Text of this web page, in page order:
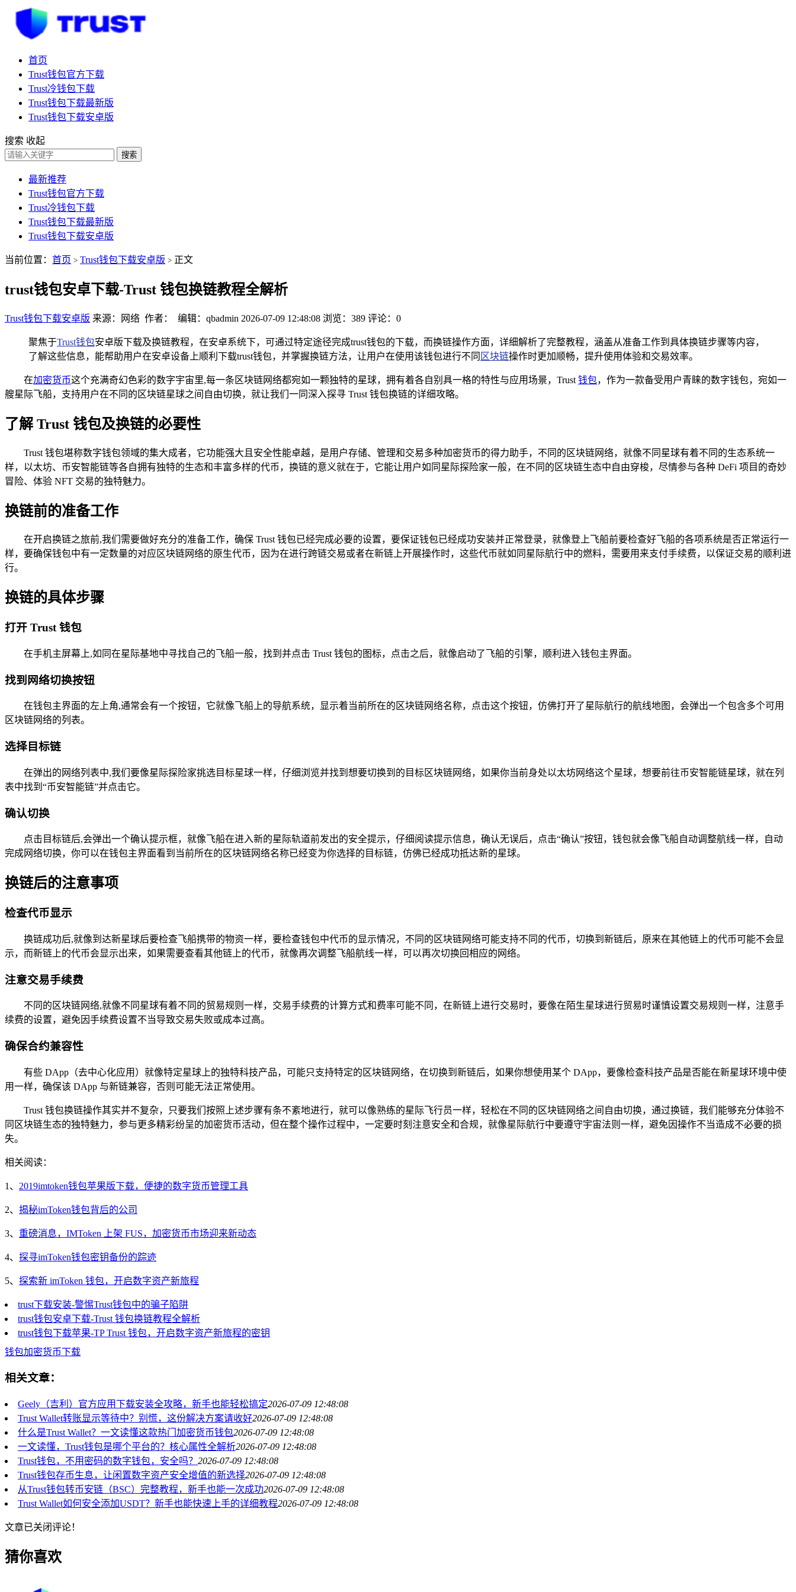
首页
Trust钱包官方下载
Trust冷钱包下载
Trust钱包下载最新版
Trust钱包下载安卓版
搜索 收起
搜索
最新推荐
Trust钱包官方下载
Trust冷钱包下载
Trust钱包下载最新版
Trust钱包下载安卓版
当前位置： 首页 > Trust钱包下载安卓版 > 正文
trust钱包安卓下载-Trust 钱包换链教程全解析
Trust钱包下载安卓版 来源：网络 作者： 编辑：qbadmin 2026-07-09 12:48:08 浏览：389 评论：0
聚焦于Trust钱包安卓版下载及换链教程，在安卓系统下，可通过特定途径完成trust钱包的下载，而换链操作方面，详细解析了完整教程，涵盖从准备工作到具体换链步骤等内容，
了解这些信息，能帮助用户在安卓设备上顺利下载trust钱包，并掌握换链方法，让用户在使用该钱包进行不同 区块链操作时更加顺畅，提升使用体验和交易效率。
在加密货币这个充满奇幻色彩的数字宇宙里,每一条区块链网络都宛如一颗独特的星球，拥有着各自别具一格的特性与应用场景，Trust 钱包，作为一款备受用户青睐的数字钱包，宛如一
艘星际飞船，支持用户在不同的区块链星球之间自由切换，就让我们一同深入探寻 Trust 钱包换链的详细攻略。
了解 Trust 钱包及换链的必要性
Trust 钱包堪称数字钱包领域的集大成者，它功能强大且安全性能卓越，是用户存储、管理和交易多种加密货币的得力助手，不同的区块链网络，就像不同星球有着不同的生态系统一
样，以太坊、币安智能链等各自拥有独特的生态和丰富多样的代币，换链的意义就在于，它能让用户如同星际探险家一般，在不同的区块链生态中自由穿梭，尽情参与各种 DeFi 项目的奇妙
冒险、体验 NFT 交易的独特魅力。
换链前的准备工作
在开启换链之旅前,我们需要做好充分的准备工作，确保 Trust 钱包已经完成必要的设置，要保证钱包已经成功安装并正常登录，就像登上飞船前要检查好飞船的各项系统是否正常运行一
样，要确保钱包中有一定数量的对应区块链网络的原生代币，因为在进行跨链交易或者在新链上开展操作时，这些代币就如同星际航行中的燃料，需要用来支付手续费，以保证交易的顺利进
行。
换链的具体步骤
打开 Trust 钱包
在手机主屏幕上,如同在星际基地中寻找自己的飞船一般，找到并点击 Trust 钱包的图标，点击之后，就像启动了飞船的引擎，顺利进入钱包主界面。
找到网络切换按钮
在钱包主界面的左上角,通常会有一个按钮，它就像飞船上的导航系统，显示着当前所在的区块链网络名称，点击这个按钮，仿佛打开了星际航行的航线地图，会弹出一个包含多个可用
区块链网络的列表。
选择目标链
在弹出的网络列表中,我们要像星际探险家挑选目标星球一样，仔细浏览并找到想要切换到的目标区块链网络，如果你当前身处以太坊网络这个星球，想要前往币安智能链星球，就在列
表中找到“币安智能链”并点击它。
确认切换
点击目标链后,会弹出一个确认提示框，就像飞船在进入新的星际轨道前发出的安全提示，仔细阅读提示信息，确认无误后，点击“确认”按钮，钱包就会像飞船自动调整航线一样，自动
完成网络切换，你可以在钱包主界面看到当前所在的区块链网络名称已经变为你选择的目标链，仿佛已经成功抵达新的星球。
换链后的注意事项
检查代币显示
换链成功后,就像到达新星球后要检查飞船携带的物资一样，要检查钱包中代币的显示情况，不同的区块链网络可能支持不同的代币，切换到新链后，原来在其他链上的代币可能不会显
示，而新链上的代币会显示出来，如果需要查看其他链上的代币，就像再次调整飞船航线一样，可以再次切换回相应的网络。
注意交易手续费
不同的区块链网络,就像不同星球有着不同的贸易规则一样，交易手续费的计算方式和费率可能不同，在新链上进行交易时，要像在陌生星球进行贸易时谨慎设置交易规则一样，注意手
续费的设置，避免因手续费设置不当导致交易失败或成本过高。
确保合约兼容性
有些 DApp（去中心化应用）就像特定星球上的独特科技产品，可能只支持特定的区块链网络，在切换到新链后，如果你想使用某个 DApp，要像检查科技产品是否能在新星球环境中使
用一样，确保该 DApp 与新链兼容，否则可能无法正常使用。
Trust 钱包换链操作其实并不复杂，只要我们按照上述步骤有条不紊地进行，就可以像熟练的星际飞行员一样，轻松在不同的区块链网络之间自由切换，通过换链，我们能够充分体验不
同区块链生态的独特魅力，参与更多精彩纷呈的加密货币活动，但在整个操作过程中，一定要时刻注意安全和合规，就像星际航行中要遵守宇宙法则一样，避免因操作不当造成不必要的损
失。
相关阅读：
1、 2019imtoken钱包苹果版下载，便捷的数字货币管理工具
2、 揭秘imToken钱包背后的公司
3、 重磅消息，IMToken 上架 FUS，加密货币市场迎来新动态
4、 探寻imToken钱包密钥备份的踪迹
5、 探索新 imToken 钱包，开启数字资产新旅程
trust下载安装-警惕Trust钱包中的骗子陷阱
trust钱包安卓下载-Trust 钱包换链教程全解析
trust钱包下载苹果-TP Trust 钱包，开启数字资产新旅程的密钥
钱包加密货币下载
相关文章：
Geely（吉利）官方应用下载安装全攻略，新手也能轻松搞定2026-07-09 12:48:08
Trust Wallet转账显示等待中？别慌，这份解决方案请收好2026-07-09 12:48:08
什么是Trust Wallet？一文读懂这款热门加密货币钱包2026-07-09 12:48:08
一文读懂，Trust钱包是哪个平台的？核心属性全解析2026-07-09 12:48:08
Trust钱包，不用密码的数字钱包，安全吗？ 2026-07-09 12:48:08
Trust钱包存币生息，让闲置数字资产安全增值的新选择2026-07-09 12:48:08
从Trust钱包转币安链（BSC）完整教程，新手也能一次成功2026-07-09 12:48:08
Trust Wallet如何安全添加USDT？新手也能快速上手的详细教程2026-07-09 12:48:08
文章已关闭评论！
猜你喜欢